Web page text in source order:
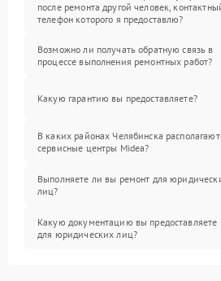
после ремонта другой человек,
телефон которого я предоставлю?
Возможно ли получать обратную связь в
процессе выполнения ремонтных работ?
Какую гарантию вы предоставляете?
В каких районах Челябинска
сервисные центры Midea?
Выполняете ли вы ремонт для
лиц?
Какую документацию вы предоставляете
для юридических лиц?